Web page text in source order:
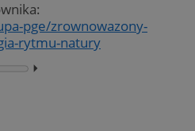
pge/zrownowazony-
rytmu-natury
⏵︎